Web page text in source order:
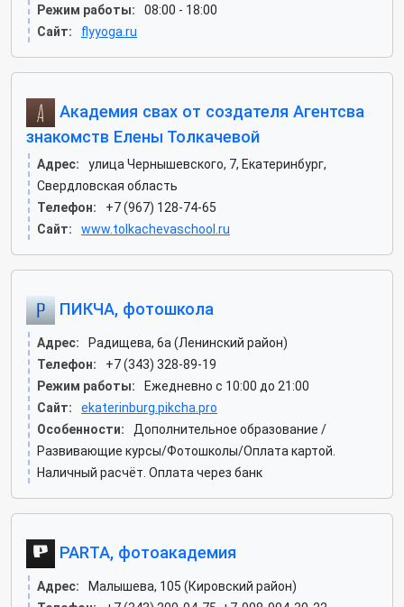
Режим работы:
08:00 - 18:00
Сайт:
flyyoga.ru
Академия свах от создателя Агентсва
знакомств Елены Толкачевой
Адрес:
улица Чернышевского, 7, Екатеринбург,
Свердловская область
Телефон:
+7 (967) 128-74-65
Сайт:
www.tolkachevaschool.ru
ПИКЧА, фотошкола
Адрес:
Радищева, 6а (Ленинский район)
Телефон:
+7 (343) 328-89-19
Режим работы:
Ежедневно с 10:00 до 21:00
Сайт:
ekaterinburg.pikcha.pro
Особенности:
Дополнительное образование /
Развивающие курсы/Фотошколы/Оплата картой.
Наличный расчёт. Оплата через банк
PARTA, фотоакадемия
Адрес:
Малышева, 105 (Кировский район)